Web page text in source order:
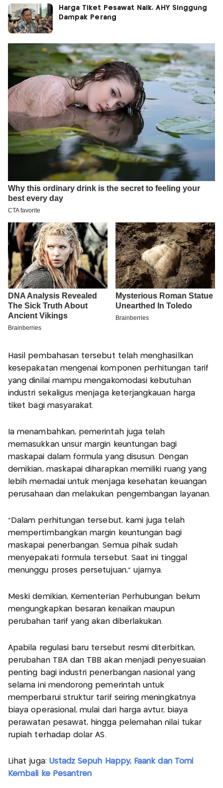
Harga Tiket Pesawat Naik, AHY Singgung
Dampak Perang
Hasil pembahasan tersebut telah menghasilkan
kesepakatan mengenai komponen perhitungan tarif
yang dinilai mampu mengakomodasi kebutuhan
industri sekaligus menjaga keterjangkauan harga
tiket bagi masyarakat.
Ia menambahkan, pemerintah juga telah
memasukkan unsur margin keuntungan bagi
maskapai dalam formula yang disusun. Dengan
demikian, maskapai diharapkan memiliki ruang yang
lebih memadai untuk menjaga kesehatan keuangan
perusahaan dan melakukan pengembangan layanan.
"Dalam perhitungan tersebut, kami juga telah
mempertimbangkan margin keuntungan bagi
maskapai penerbangan. Semua pihak sudah
menyepakati formula tersebut. Saat ini tinggal
menunggu proses persetujuan," ujarnya.
Meski demikian, Kementerian Perhubungan belum
mengungkapkan besaran kenaikan maupun
perubahan tarif yang akan diberlakukan.
Apabila regulasi baru tersebut resmi diterbitkan,
perubahan TBA dan TBB akan menjadi penyesuaian
penting bagi industri penerbangan nasional yang
selama ini mendorong pemerintah untuk
memperbarui struktur tarif seiring meningkatnya
biaya operasional, mulai dari harga avtur, biaya
perawatan pesawat, hingga pelemahan nilai tukar
rupiah terhadap dolar AS.
Lihat juga: Ustadz Sepuh Happy, Faank dan Tomi
Kembali ke Pesantren